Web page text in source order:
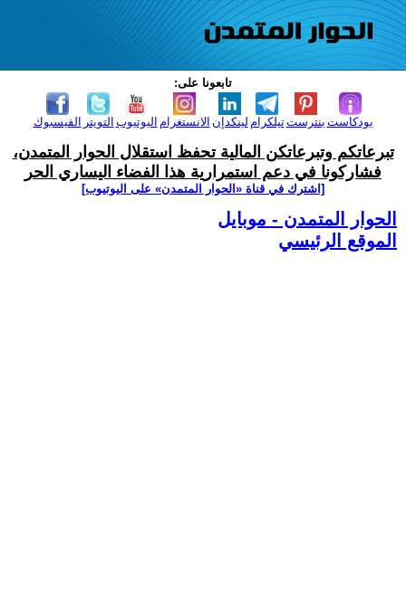
تابعونا على:
الفيسبوك التويتر اليوتيوب الانستغرام لينكدإن تيلكرامبنترست بودكاست
تبرعاتكم وتبرعاتكن المالية تحفظ استقلال الحوار المتمدن،
فشاركونا في دعم استمرارية هذا الفضاء اليساري الحر
[اشترك في قناة ‫«الحوار المتمدن» على اليوتيوب]
الحوار المتمدن - موبايل
الموقع الرئيسي